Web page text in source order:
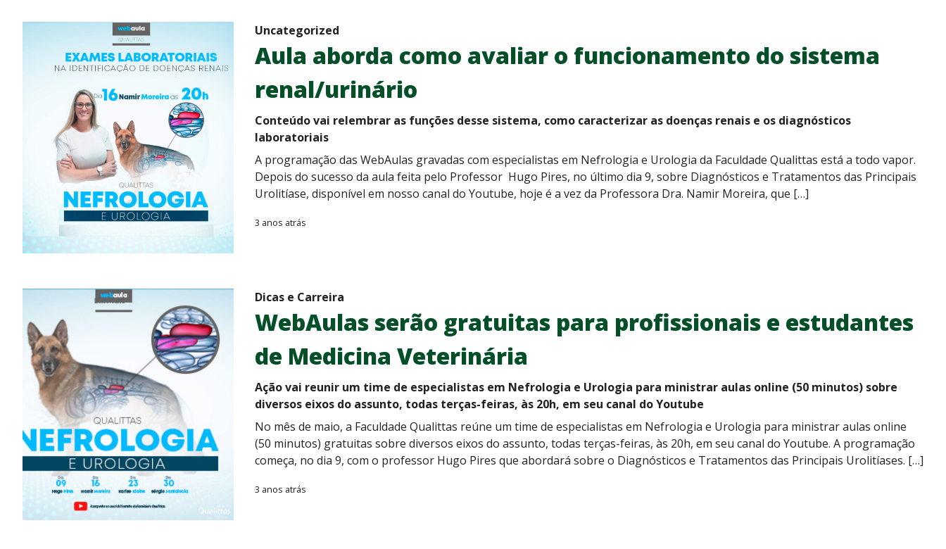
Uncategorized
Aula aborda como avaliar o funcionamento do sistema
renal/urinário
Conteúdo vai relembrar as funções desse sistema, como caracterizar as doenças renais e os diagnósticos
laboratoriais
A programação das WebAulas gravadas com especialistas em Nefrologia e Urologia da Faculdade Qualittas está a todo vapor.
Depois do sucesso da aula feita pelo Professor Hugo Pires, no último dia 9, sobre Diagnósticos e Tratamentos das Principais
Urolitíase, disponível em nosso canal do Youtube, hoje é a vez da Professora Dra. Namir Moreira, que […]
3 anos atrás
Dicas e Carreira
WebAulas serão gratuitas para profissionais e estudantes
de Medicina Veterinária
Ação vai reunir um time de especialistas em Nefrologia e Urologia para ministrar aulas online (50 minutos) sobre
diversos eixos do assunto, todas terças-feiras, às 20h, em seu canal do Youtube
No mês de maio, a Faculdade Qualittas reúne um time de especialistas em Nefrologia e Urologia para ministrar aulas online
(50 minutos) gratuitas sobre diversos eixos do assunto, todas terças-feiras, às 20h, em seu canal do Youtube. A programação
começa, no dia 9, com o professor Hugo Pires que abordará sobre o Diagnósticos e Tratamentos das Principais Urolitíases. […]
3 anos atrás